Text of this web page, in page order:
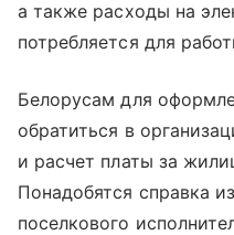
а также расходы на
потребляется для
Белорусам для
обратиться в
и расчет платы за
Понадобятся справка
поселкового